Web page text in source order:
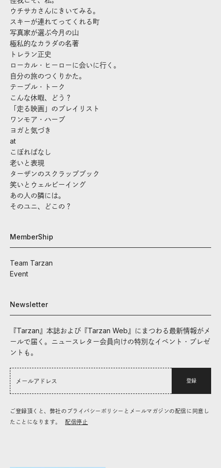
ウチサカさんにきいてみる。
スキーが連れてってくれる町
写真家が選ぶ今月の山
極私的なカラダの名著
トレラン正史
ローカル・ヒーローに会いに行く。
自分の旅のつくりかた。
テーブル・トーク
こんな休暇、どう？
「走る映画」のプレイリスト
ワンモア・ハーブ
ヨガと気づき
at
こぼればなし
老いと表現
ターザンのスクラップブック
笑いとウェルビーイング
あの人の隣には。
そのユニ、どこの？
MemberShip
Team Tarzan
Event
Newsletter
『Tarzan』本誌および『Tarzan Web』にまつわる最新情報がメ
ールで届く。ニュースレター会員向けの特別なイベント・プレゼ
ントも。
登録
ご登録頂くと、弊社のプライバシーポリシーとメールマガジンの配信に同意し
たことになります。
配信停止